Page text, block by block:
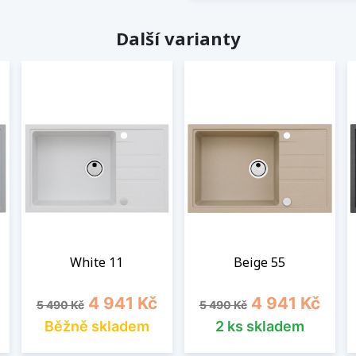
Další varianty
White 11
Běžná cena
5 490 Kč Cena
4 941 Kč
Běžně skladem
Beige 55
Běžná cena
5 490 Kč Cena
4 941 Kč
2 ks skladem